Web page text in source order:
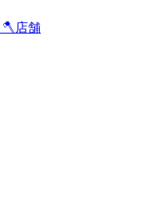
🪓 店舗